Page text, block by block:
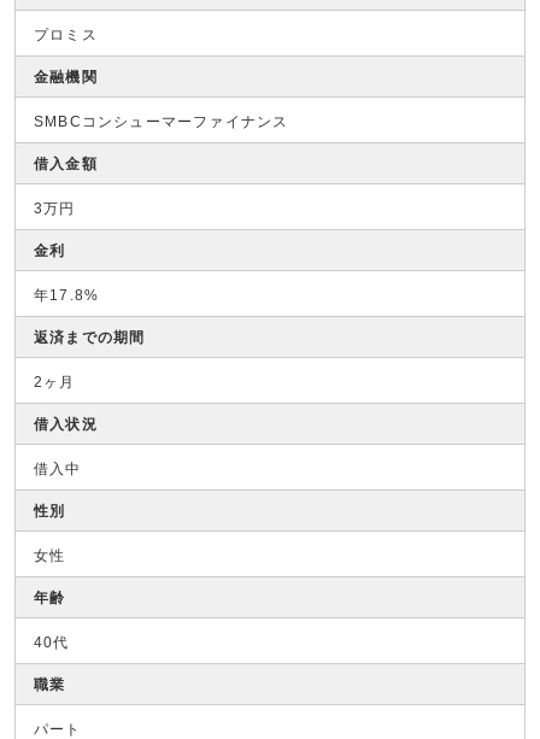
プロミス
金融機関
SMBCコンシューマーファイナンス
借入金額
3万円
金利
年17.8%
返済までの期間
2ヶ月
借入状況
借入中
性別
女性
年齢
40代
職業
パート